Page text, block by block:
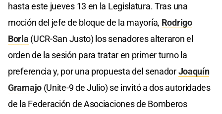
hasta este jueves 13 en la Legislatura. Tras una
moción del jefe de bloque de la mayoría, Rodrigo
Borla (UCR-San Justo) los senadores alteraron el
orden de la sesión para tratar en primer turno la
preferencia y, por una propuesta del senadorJoaquín
Gramajo(Unite-9 de Julio) se invitó a dos autoridades
de la Federación de Asociaciones de Bomberos